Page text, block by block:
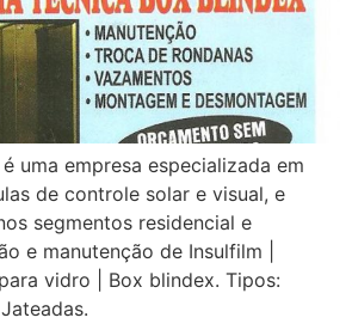
uma empresa especializada em
de controle solar e visual, e
segmentos residencial e
e manutenção de Insulfilm |
vidro | Box blindex. Tipos: